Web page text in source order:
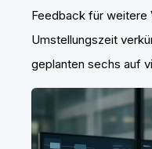
Feedback für weitere
Umstellungszeit
geplanten sechs auf